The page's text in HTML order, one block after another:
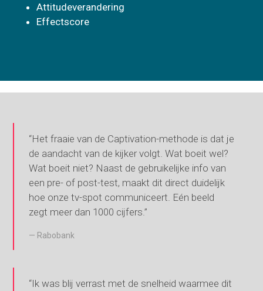
Attitudeverandering
Effectscore
“Het fraaie van de Captivation-methode is dat je
de aandacht van de kijker volgt. Wat boeit wel?
Wat boeit niet? Naast de gebruikelijke info van
een pre- of post-test, maakt dit direct duidelijk
hoe onze tv-spot communiceert. Eén beeld
zegt meer dan 1000 cijfers.”
Rabobank
“Ik was blij verrast met de snelheid waarmee dit